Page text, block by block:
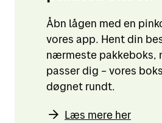
Åbn lågen med en
vores app. Hent din
nærmeste pakkeboks,
passer dig – vores
døgnet rundt.
Læs mere her